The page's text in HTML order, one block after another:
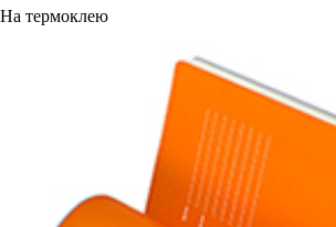
На термоклею